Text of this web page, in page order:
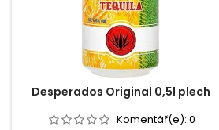
Desperados Original 0,5l plech
Komentář(e): 0